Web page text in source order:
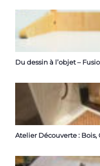
Du dessin à l’objet –
Atelier Découverte :